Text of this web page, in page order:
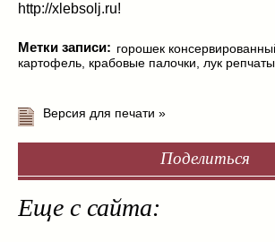
http://xlebsolj.ru!
Метки записи: горошек
картофель, крабовые палочки, лук
Версия для печати »
Поделиться
Еще с сайта: